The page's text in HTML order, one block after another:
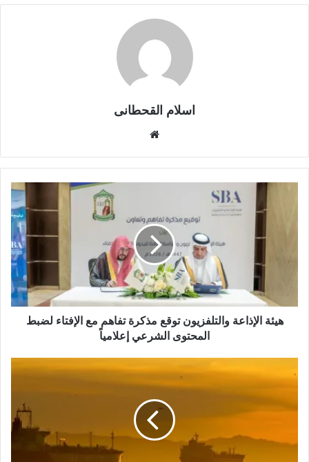
اسلام القحطانى
ق
ع
ل
ي
ب
هيئة الإذاعة والتلفزيون توقع مذكرة تفاهم مع الإفتاء لضبط
المحتوى الشرعي إعلامياً